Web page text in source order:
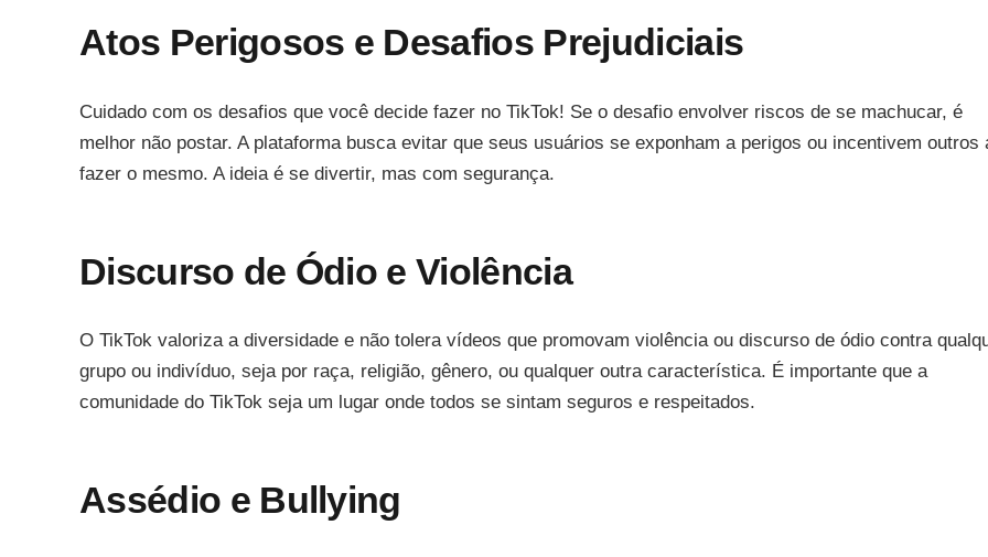
Atos Perigosos e Desafios Prejudiciais
Cuidado com os desafios que você decide fazer no TikTok! Se o desafio envolver riscos de se machucar, é
melhor não postar. A plataforma busca evitar que seus usuários se exponham a perigos ou incentivem outros
fazer o mesmo. A ideia é se divertir, mas com segurança.
Discurso de Ódio e Violência
O TikTok valoriza a diversidade e não tolera vídeos que promovam violência ou discurso de ódio contra
grupo ou indivíduo, seja por raça, religião, gênero, ou qualquer outra característica. É importante que a
comunidade do TikTok seja um lugar onde todos se sintam seguros e respeitados.
Assédio e Bullying